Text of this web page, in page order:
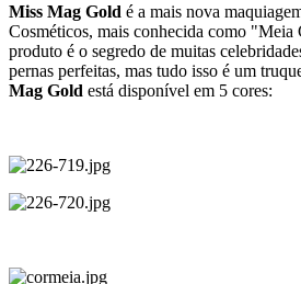
Miss Mag Gold é a mais nova
Cosméticos, mais conhecida como "Meia
produto é o segredo de muitas
pernas perfeitas, mas tudo isso é um
Mag Gold está disponível em 5 cores: